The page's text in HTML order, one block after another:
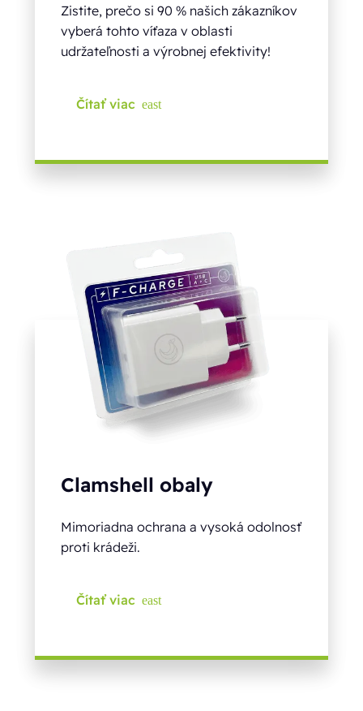
Clamshell obaly
Mimoriadna ochrana a vysoká odolnosť
proti krádeži.
Čítať viac east
Zistite, prečo si 90 % našich zákazníkov
vyberá tohto víťaza v oblasti
udržateľnosti a výrobnej efektivity!
Čítať viac east